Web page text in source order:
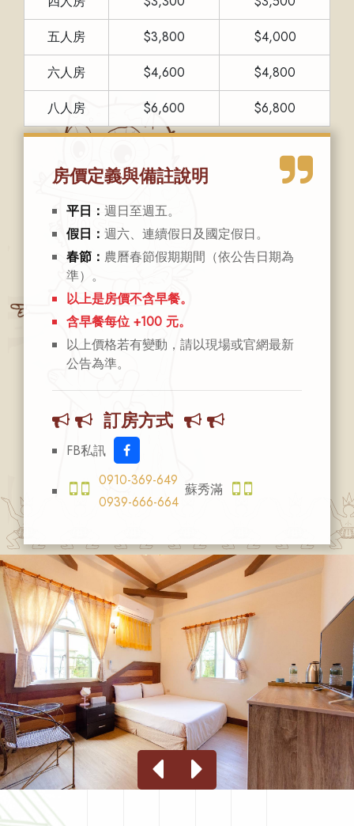
五人房
$3,800
$4,000
六人房
$4,600
$4,800
八人房
$6,600 $6,800
房價定義與備註說明
平日： 週日至週五。
假日： 週六、連續假日及國定假日。
春節： 農曆春節假期期間（依公告日期為
準）。
以上是房價不含早餐。
含早餐每位 +100 元。
以上價格若有變動，請以現場或官網最新
公告為準。
訂房方式
FB私訊
0910-369-649
0939-666-664
蘇秀滿